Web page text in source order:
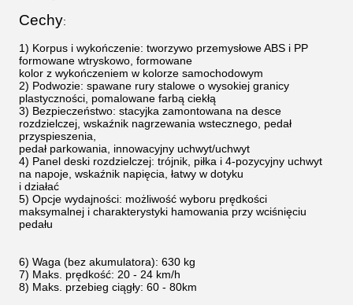
Cechy:
1) Korpus i wykończenie: tworzywo przemysłowe ABS i PP
formowane wtryskowo, formowane
kolor z wykończeniem w kolorze samochodowym
2) Podwozie: spawane rury stalowe o wysokiej granicy
plastyczności, pomalowane farbą ciekłą
3) Bezpieczeństwo: stacyjka zamontowana na desce
rozdzielczej, wskaźnik nagrzewania wstecznego, pedał
przyspieszenia,
pedał parkowania, innowacyjny uchwyt/uchwyt
4) Panel deski rozdzielczej: trójnik, piłka i 4-pozycyjny uchwyt
na napoje, wskaźnik napięcia, łatwy w dotyku
i działać
5) Opcje wydajności: możliwość wyboru prędkości
maksymalnej i charakterystyki hamowania przy wciśnięciu
pedału
6) Waga (bez akumulatora): 630 kg
7) Maks. prędkość: 20 - 24 km/h
8) Maks. przebieg ciągły: 60 - 80km